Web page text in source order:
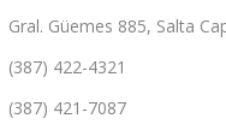
Gral. Güemes 885, Salta
(387) 422-4321
(387) 421-7087